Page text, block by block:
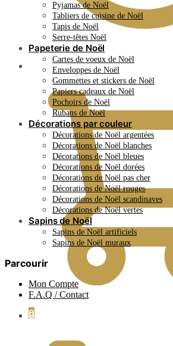
0.00 €
0
Pyjamas de Noël
Tabliers de cuisine de Noël
Tapis de Noël
Serre-têtes Noël
Papeterie de Noël
Cartes de voeux de Noël
Enveloppes de Noël
Gommettes et stickers de Noël
Papiers cadeaux de Noël
Pochoirs de Noël
Rubans de Noël
Décorations par couleur
Décorations de Noël argentées
Décorations de Noël blanches
Décorations de Noël bleues
Décorations de Noël dorées
Décorations de Noël pas cher
Décorations de Noël rouges
Décorations de Noël scandinaves
Décorations de Noël vertes
Sapins de Noël
Sapins de Noël artificiels
Sapins de Noël muraux
Parcourir
Mon Compte
F.A.Q / Contact
0.00